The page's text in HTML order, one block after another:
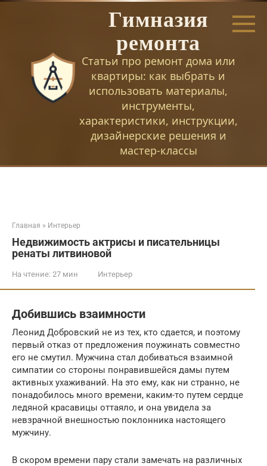
Перейти
Гимназия
ремонта
Статьи про ремонт дома или
квартиры: как выбрать и
использовать материалы,
инструменты,
характеристики, инструкции,
дизайнерские решения и
мастер-классы
Главная » Интерьер
Недвижимость актрисы и писательницы
ренаты литвиновой
На чтение: 27 мин Интерьер
Добившись взаимности
Леонид Добровский не из тех, кто сдается, и поэтому
первый отказ от предложения поужинать совместно
его не смутил. Мужчина стал добиваться взаимной
симпатии со стороны понравившейся дамы путем
активных ухаживаний. На это ему, как ни странно, не
понадобилось много времени, каким-то путем сердце
ледяной красавицы оттаяло, и она увидела за
невзрачной внешностью поклонника настоящего
мужчину.
В скором времени пару стали замечать на различных